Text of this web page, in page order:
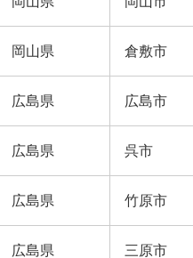
岡山県 倉敷市
広島県 広島市
広島県 呉市
広島県 竹原市
広島県 三原市